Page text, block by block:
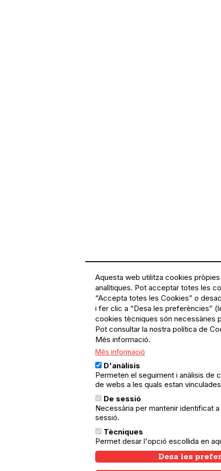
Aquesta web utilitza cookies
analítiques. Pot acceptar totes les
“Accepta totes les Cookies” o
i fer clic a “Desa les preferències”
cookies tècniques són necessàries
Pot consultar la nostra política de
Més informació.
Més informació
D'anàlisis
Permeten el seguiment i anàlisis de
de webs a les quals estan
De sessió
Necessària per mantenir identificat
sessió.
Tècniques
Permet desar l'opció escollida en
Desa les